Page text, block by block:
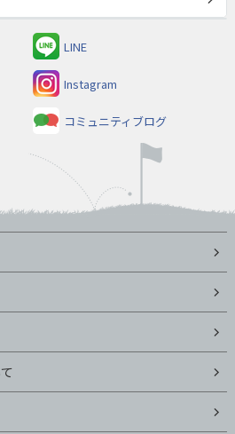
LINE
Instagram
コミュニティブログ